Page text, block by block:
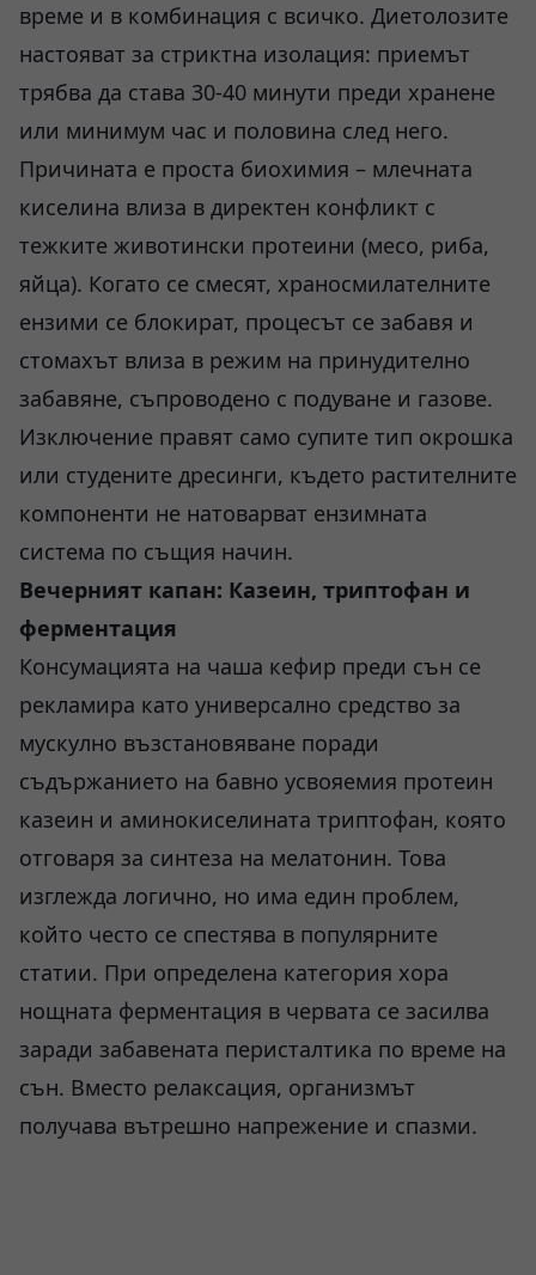
време и в комбинация с всичко. Диетолозите
настояват за стриктна изолация: приемът
трябва да става 30-40 минути преди хранене
или минимум час и половина след него.
Причината е проста биохимия – млечната
киселина влиза в директен конфликт с
тежките животински протеини (месо, риба,
яйца). Когато се смесят, храносмилателните
ензими се блокират, процесът се забавя и
стомахът влиза в режим на принудително
забавяне, съпроводено с подуване и газове.
Изключение правят само супите тип окрошка
или студените дресинги, където растителните
компоненти не натоварват ензимната
система по същия начин.
Вечерният капан: Казеин, триптофан и
ферментация
Консумацията на чаша кефир преди сън се
рекламира като универсално средство за
мускулно възстановяване поради
съдържанието на бавно усвояемия протеин
казеин и аминокиселината триптофан, която
отговаря за синтеза на мелатонин. Това
изглежда логично, но има един проблем,
който често се спестява в популярните
статии. При определена категория хора
нощната ферментация в червата се засилва
заради забавената перисталтика по време на
сън. Вместо релаксация, организмът
получава вътрешно напрежение и спазми.